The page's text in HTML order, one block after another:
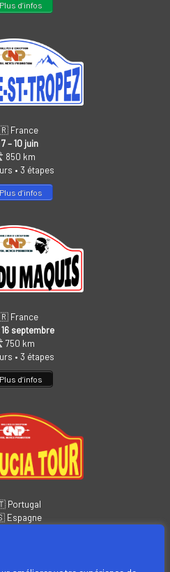
Plus d’infos
France
7 – 10 juin
850 km
• 3 étapes
Plus d’infos
France
16 septembre
750 km
• 3 étapes
Plus d’infos
• 5 étapes